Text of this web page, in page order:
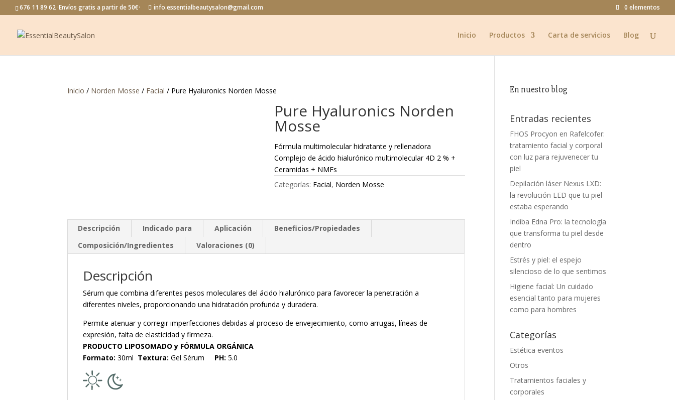
676 11 89 62 ·Envíos gratis a partir de 50€· info.essentialbeautysalon@gmail.com 0 elementos
Inicio Productos Carta de servicios Blog
Inicio / Norden Mosse / Facial / Pure Hyaluronics Norden Mosse
Pure Hyaluronics Norden
Mosse
Fórmula multimolecular hidratante y rellenadora
Complejo de ácido hialurónico multimolecular 4D 2 % +
Ceramidas + NMFs
Categorías: Facial, Norden Mosse
Descripción Indicado para Aplicación
Beneficios/Propiedades
Composición/Ingredientes
Valoraciones (0)
Descripción
Sérum que combina diferentes pesos moleculares del ácido hialurónico para favorecer la penetración a
diferentes niveles, proporcionando una hidratación profunda y duradera.
Permite atenuar y corregir imperfecciones debidas al proceso de envejecimiento, como arrugas, líneas de
expresión, falta de elasticidad y firmeza.
PRODUCTO LIPOSOMADO y FÓRMULA ORGÁNICA
Formato: 30ml Textura: Gel Sérum PH: 5.0
En nuestro blog
Entradas recientes
FHOS Procyon en Rafelcofer:
tratamiento facial y corporal
con luz para rejuvenecer tu
piel
Depilación láser Nexus LXD:
la revolución LED que tu piel
estaba esperando
Indiba Edna Pro: la tecnología
que transforma tu piel desde
dentro
Estrés y piel: el espejo
silencioso de lo que sentimos
Higiene facial: Un cuidado
esencial tanto para mujeres
como para hombres
Categorías
Estética eventos
Otros
Tratamientos faciales y
corporales